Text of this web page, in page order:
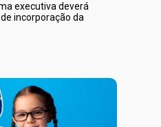
executiva deverá
incorporação da